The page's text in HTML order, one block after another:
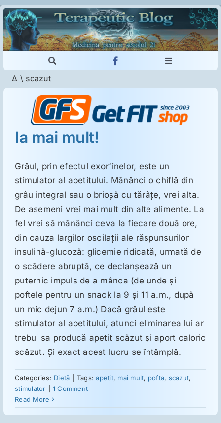
Skip
to
content
Toggle
Navigation
Cautare...
Toggle
Imunologie
Dermatologie
Neurologie
Suplimente
Reumatologie
Ginecologie
Mesajele lui Reichelt
Dietă
Δ \ scazut
Ia mai mult!
Grâul, prin efectul exorfinelor, este un
stimulator al apetitului. Mănânci o chiflă din
grâu integral sau o brioşă cu tărâţe, vrei alta.
De asemeni vrei mai mult din alte alimente. La
fel vrei să mănânci ceva la fiecare două ore,
din cauza largilor oscilaţii ale răspunsurilor
insulină-glucoză: glicemie ridicată, urmată de
o scădere abruptă, ce declanşează un
puternic impuls de a mânca (de unde şi
poftele pentru un snack la 9 şi 11 a.m., după
un mic dejun 7 a.m.) Dacă grâul este
stimulator al apetitului, atunci eliminarea lui ar
trebui sa producă apetit scăzut şi aport caloric
scăzut. Şi exact acest lucru se întâmplă.
Categories: Dietă Tags:apetit, mai mult, pofta, scazut,
stimulator
1 Comment
Read More